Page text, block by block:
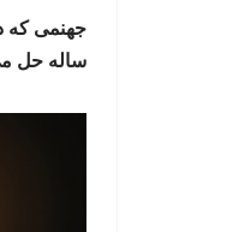
ساله حل